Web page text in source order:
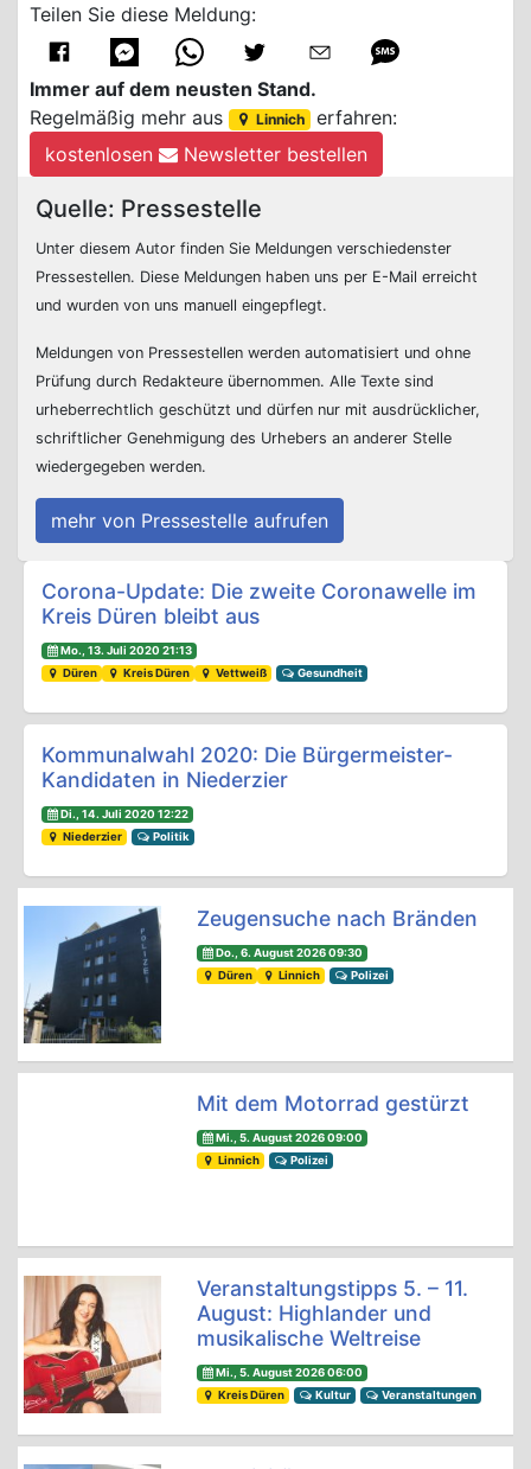
Teilen Sie diese Meldung:
Immer auf dem neusten Stand.
Regelmäßig mehr aus
Linnich
erfahren:
kostenlosen
Newsletter bestellen
Quelle: Pressestelle
Unter diesem Autor finden Sie Meldungen verschiedenster
Pressestellen. Diese Meldungen haben uns per E-Mail erreicht
und wurden von uns manuell eingepflegt.
Meldungen von Pressestellen werden automatisiert und ohne
Prüfung durch Redakteure übernommen. Alle Texte sind
urheberrechtlich geschützt und dürfen nur mit ausdrücklicher,
schriftlicher Genehmigung des Urhebers an anderer Stelle
wiedergegeben werden.
mehr von Pressestelle aufrufen
Beitrags-Navigation
Corona-Update: Die zweite Coronawelle im
Kreis Düren bleibt aus
Mo., 13. Juli 2020 21:13
Düren
Kreis Düren Vettweiß Gesundheit
Kommunalwahl 2020: Die Bürgermeister-
Kandidaten in Niederzier
Di., 14. Juli 2020 12:22
Niederzier
Politik
Zeugensuche nach Bränden
Do., 6. August 2026 09:30
Düren
Linnich Polizei
Mit dem Motorrad gestürzt
Mi., 5. August 2026 09:00
Linnich
Polizei
Veranstaltungstipps 5. – 11.
August: Highlander und
musikalische Weltreise
Mi., 5. August 2026 06:00
Kreis Düren
Kultur Veranstaltungen